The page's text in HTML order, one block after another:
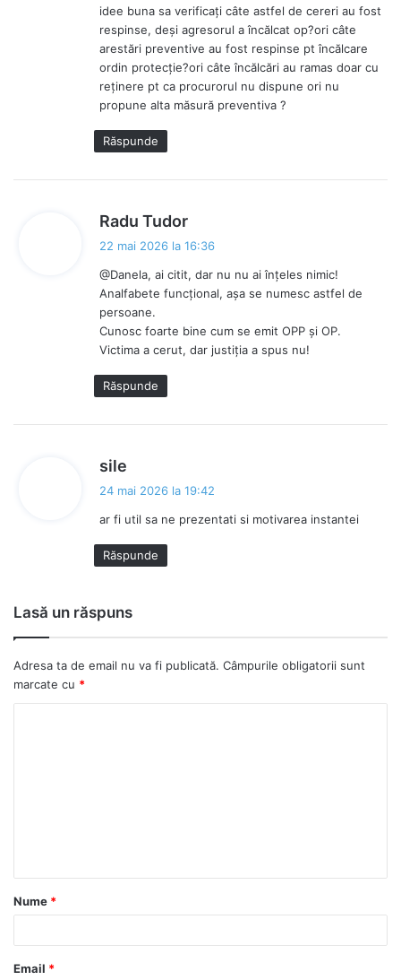
idee buna sa verificați câte astfel de cereri au fost
respinse, deși agresorul a încălcat op?ori câte
arestări preventive au fost respinse pt încălcare
ordin protecție?ori câte încălcări au ramas doar cu
reținere pt ca procurorul nu dispune ori nu
propune alta măsură preventiva ?
Răspunde
Radu Tudor
n
e
22 mai 2026 la 16:36
@Danela, ai citit, dar nu nu ai înțeles nimic!
Analfabete funcțional, așa se numesc astfel de
persoane.
Cunosc foarte bine cum se emit OPP și OP.
Victima a cerut, dar justiția a spus nu!
Răspunde
sile
n
e
:
24 mai 2026 la 19:42
ar fi util sa ne prezentati si motivarea instantei
Răspunde
Lasă un răspuns
Adresa ta de email nu va fi publicată. Câmpurile obligatorii sunt
marcate cu *
a
r
Nume *
Email *